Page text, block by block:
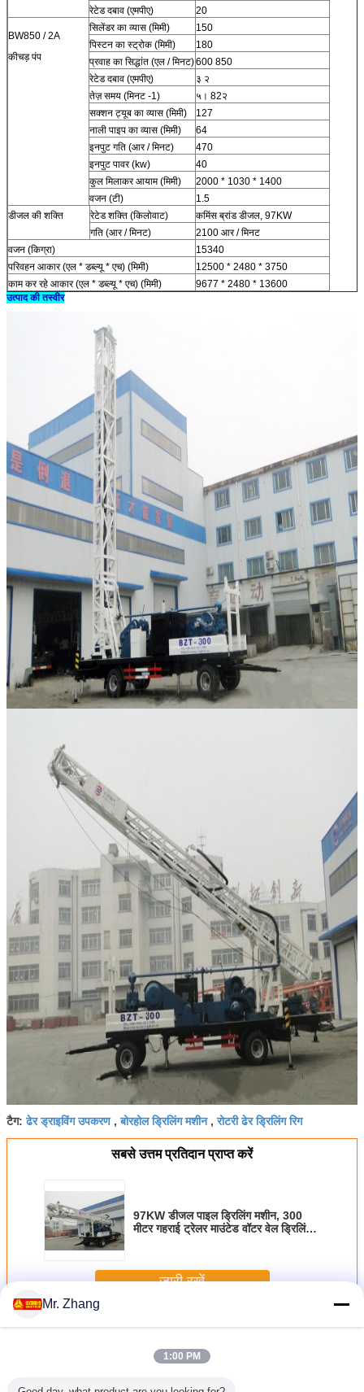
रेटेड दबाव (एमपीए)
20
BW850 / 2A
कीचड़ पंप
सिलेंडर का व्यास (मिमी)
150
पिस्टन का स्ट्रोक (मिमी)
180
प्रवाह का सिद्धांत (एल / मिनट)600 850
रेटेड दबाव (एमपीए)
३ २
तेज़ समय (मिनट -1)
५। 82२
सक्शन ट्यूब का व्यास (मिमी)
127
नाली पाइप का व्यास (मिमी)
64
इनपुट गति (आर / मिनट)
470
इनपुट पावर (kw)
40
कुल मिलाकर आयाम (मिमी)
2000 * 1030 * 1400
वजन (टी)
1.5
डीजल की शक्ति
रेटेड शक्ति (किलोवाट)
कमिंस ब्रांड डीजल, 97KW
गति (आर / मिनट)
2100 आर / मिनट
वजन (किग्रा)
15340
परिवहन आकार (एल * डब्ल्यू * एच) (मिमी)
12500 * 2480 * 3750
काम कर रहे आकार (एल * डब्ल्यू * एच) (मिमी)
9677 * 2480 * 13600
उत्पाद की तस्वीर
टैग:ढेर ड्राइविंग उपकरण,बोरहोल ड्रिलिंग मशीन,रोटरी ढेर ड्रिलिंग रिग
सबसे उत्तम प्रतिदान प्राप्त करें
97KW डीजल पाइल ड्रिलिंग मशीन, 300
मीटर गहराई ट्रेलर माउंटेड वॉटर वेल ड्रिलिंग
जारी रखें
अधिकढेर ड्रिलिंग मशीन
Mr. Zhang
1:00 PM